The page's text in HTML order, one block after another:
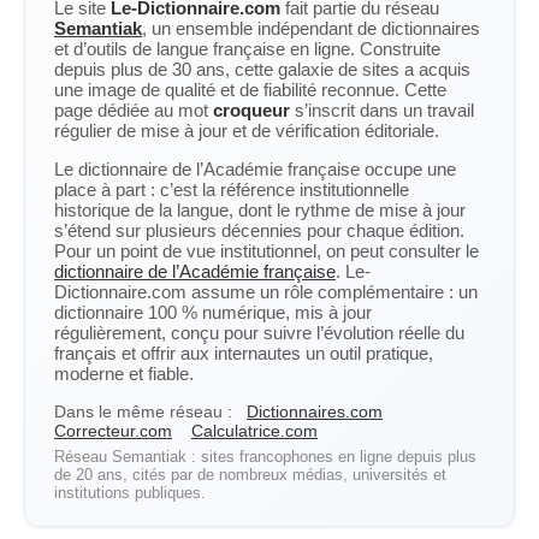
Le site Le-Dictionnaire.com fait partie du réseau
Semantiak, un ensemble indépendant de dictionnaires
et d’outils de langue française en ligne. Construite
depuis plus de 30 ans, cette galaxie de sites a acquis
une image de qualité et de fiabilité reconnue. Cette
page dédiée au mot croqueur s’inscrit dans un travail
régulier de mise à jour et de vérification éditoriale.
Le dictionnaire de l’Académie française occupe une
place à part : c’est la référence institutionnelle
historique de la langue, dont le rythme de mise à jour
s’étend sur plusieurs décennies pour chaque édition.
Pour un point de vue institutionnel, on peut consulter le
dictionnaire de l’Académie française. Le-
Dictionnaire.com assume un rôle complémentaire : un
dictionnaire 100 % numérique, mis à jour
régulièrement, conçu pour suivre l’évolution réelle du
français et offrir aux internautes un outil pratique,
moderne et fiable.
Dans le même réseau :
Dictionnaires.com
Correcteur.com
Calculatrice.com
Réseau Semantiak : sites francophones en ligne depuis plus
de 20 ans, cités par de nombreux médias, universités et
institutions publiques.